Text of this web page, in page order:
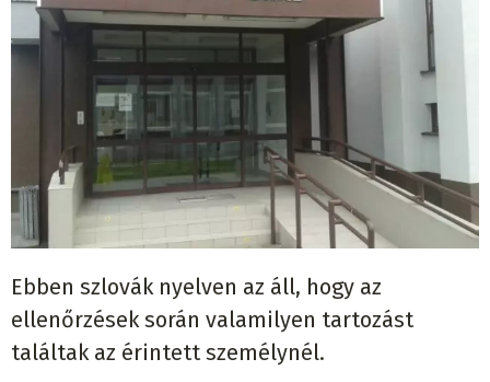
Ebben szlovák nyelven az áll, hogy az
ellenőrzések során valamilyen tartozást
találtak az érintett személynél.